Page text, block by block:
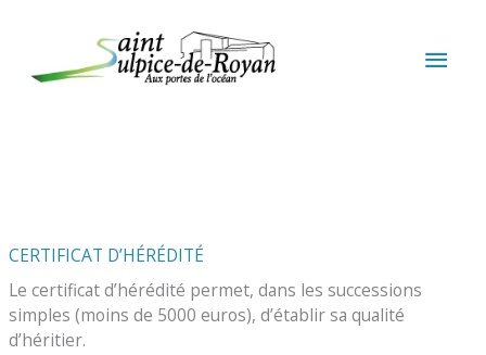
CERTIFICAT D’HÉRÉDITÉ
Le certificat d’hérédité permet, dans les successions
simples (moins de 5000 euros), d’établir sa qualité
d’héritier.